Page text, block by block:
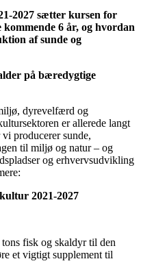
2027 sætter kursen for
6 år, og hvordan
af sunde og
på bæredygtige
dyrevelfærd og
er allerede langt
producerer sunde,
til miljø og natur – og
og erhvervsudvikling
2021-2027
fisk og skaldyr til den
et vigtigt supplement til